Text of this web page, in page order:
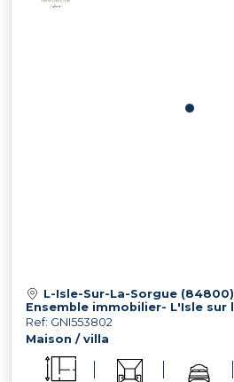
L-Isle-Sur-La-Sorgue (84800)
Ensemble immobilier- L'Isle sur
Ref: GNI553802
Maison / villa